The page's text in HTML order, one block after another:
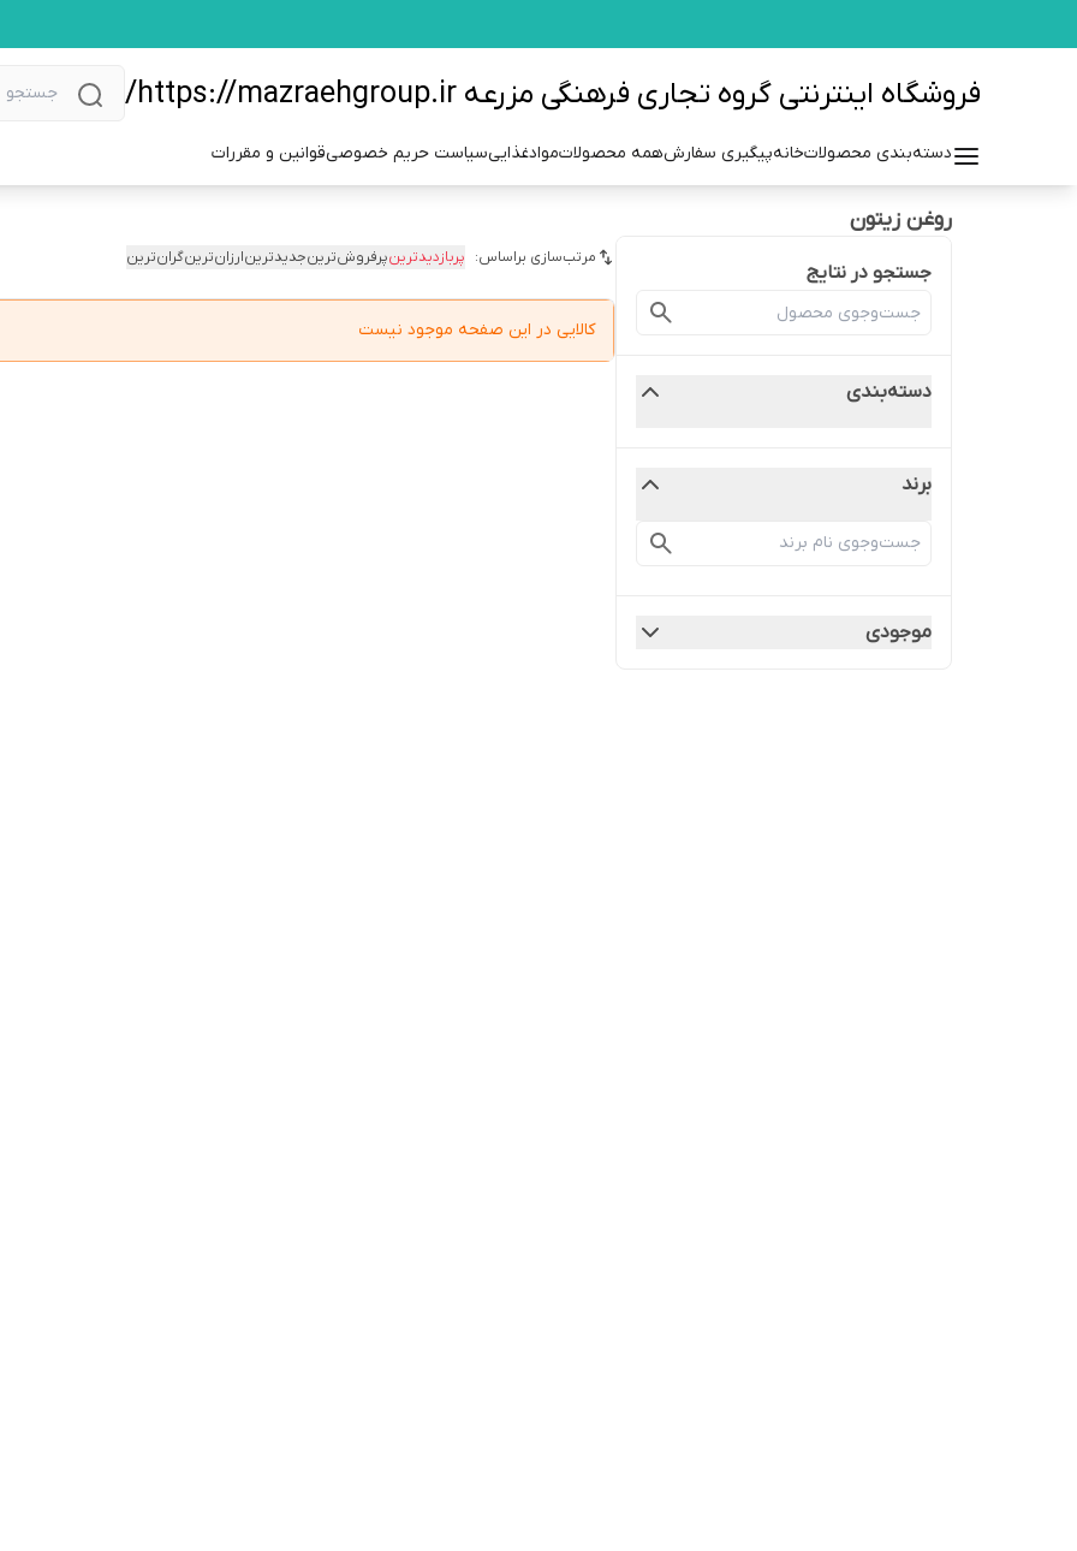
فروشگاه اینترنتی گروه تجاری فرهنگی مزرعه https://mazraehgroup.ir/
دسته‌بندی محصولاتخانهپیگیری سفارشهمه محصولاتموادغذاییسیاست حریم خصوصیقوانین و مقررات
روغن زیتون
جستجو در نتایج
دسته‌بندی
برند
موجودی
مرتب‌سازی براساس: پربازدیدترینپرفروش‌ترینجدیدترینارزان‌ترینگران‌ترین
کالایی در این صفحه موجود نیست